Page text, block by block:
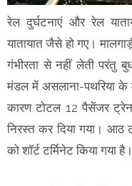
रेल दुर्घटनाएं और रेल
यातायात जैसे हो गए।
गंभीरता से नहीं लेती परंतु
मंडल में असलाना-पथरिया
कारण टोटल 12 पैसेंजर
निरस्त कर दिया गया। आठ
को शॉर्ट टर्मिनेट किया गया